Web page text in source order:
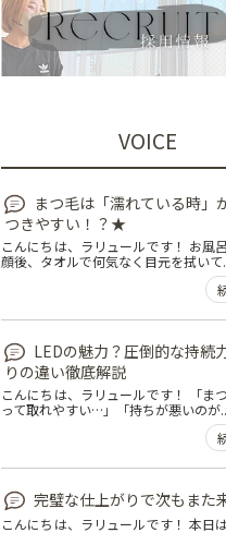
VOICE
まつ毛は「濡れている時」
つきやすい！？★
こんにちは、ラリュールです！ お風
顔後、タオルで何気なく目元を拭いて
LEDの魅力？圧倒的な持続
りの違い徹底解説
こんにちは、ラリュールです！ 「ま
って取れやすい…」「持ちが悪いのが
完璧な仕上がりで次もまた
こんにちは、ラリュールです！ 本日